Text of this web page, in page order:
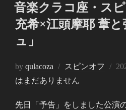
音楽クラコ座・ス
充希×江頭摩耶 葦
ュ」
by qulacoza スピンオフ
投
はまだありません
先日「予告」をしました公演